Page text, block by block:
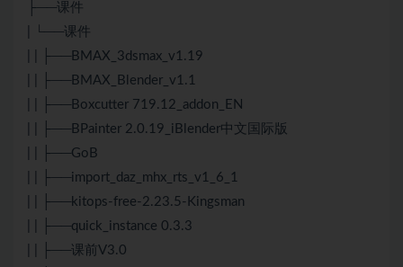
├──课件
| └──课件
| | ├──BMAX_3dsmax_v1.19
| | ├──BMAX_Blender_v1.1
| | ├──Boxcutter 719.12_addon_EN
| | ├──BPainter 2.0.19_iBlender中文国际版
| | ├──GoB
| | ├──import_daz_mhx_rts_v1_6_1
| | ├──kitops-free-2.23.5-Kingsman
| | ├──quick_instance 0.3.3
| | ├──课前V3.0